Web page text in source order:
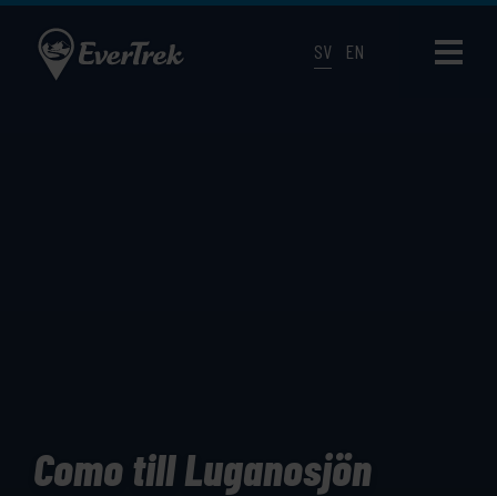
SV EN
Como till Luganosjön